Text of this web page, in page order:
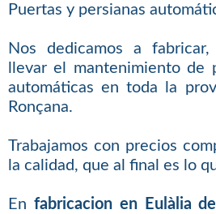
Puertas y persianas
Nos dedicamos a
llevar el mantenimiento de
automáticas en toda la
Ronçana.
Trabajamos con precios
la calidad, que al final es lo
En fabricacion en Eulàlia